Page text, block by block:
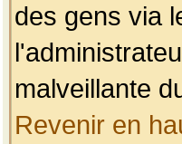
des gens via
malveillante
Revenir en